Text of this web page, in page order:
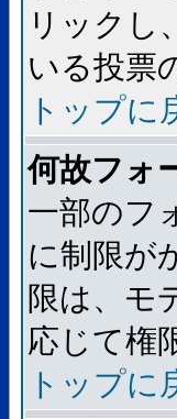
リックし
いる投票
トップに
何故フォ
一部のフ
に制限が
限は、モ
応じて権
トップに